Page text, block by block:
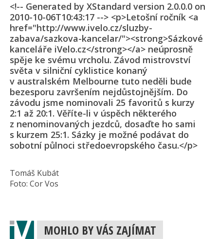
<!-- Generated by XStandard version 2.0.0.0 on
2010-10-06T10:43:17 --> <p>Letošní ročník <a
href="http://www.ivelo.cz/sluzby-
zabava/sazkova-kancelar/"><strong>Sázkové
kanceláře iVelo.cz</strong></a> neúprosně
spěje ke svému vrcholu. Závod mistrovství
světa v silniční cyklistice konaný
v australském Melbourne tuto neděli bude
bezesporu završením nejdůstojnějším. Do
závodu jsme nominovali 25 favoritů s kurzy
2:1 až 20:1. Věříte-li v úspěch některého
z nenominovaných jezdců, dosaďte ho sami
s kurzem 25:1. Sázky je možné podávat do
sobotní půlnoci středoevropské­ho času.</p>
Tomáš Kubát
Foto: Cor Vos
MOHLO BY VÁS ZAJÍMAT